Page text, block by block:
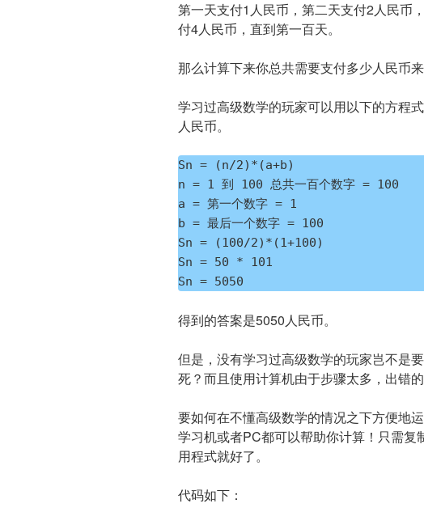
第一天支付1人民币，第二天支付2人民币
付4人民币，直到第一百天。
那么计算下来你总共需要支付多少人民币
学习过高级数学的玩家可以用以下的方程
人民币。
Sn = (n/2)*(a+b)
n = 1 到 100 总共一百个数字 = 100
a = 第一个数字 = 1
b = 最后一个数字 = 100
Sn = (100/2)*(1+100)
Sn = 50 * 101
Sn = 5050
得到的答案是5050人民币。
但是，没有学习过高级数学的玩家岂不是
死？而且使用计算机由于步骤太多，出错的
要如何在不懂高级数学的情况之下方便地
学习机或者PC都可以帮助你计算！只需复
用程式就好了。
代码如下：